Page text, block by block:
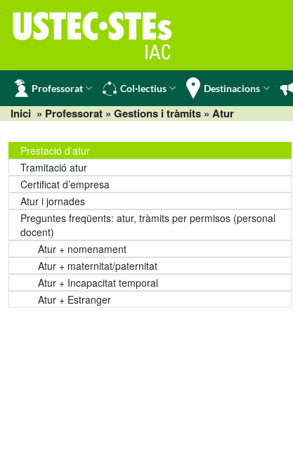
content
Professorat Col·lectius Destinacions
Inici » Professorat » Gestions i tràmits » Atur
Prestació d’atur
Tramitació atur
Certificat d’empresa
Atur i jornades
Preguntes freqüents: atur, tràmits per permisos (personal
docent)
Atur + nomenament
Atur + maternitat/paternitat
Atur + Incapacitat temporal
Atur + Estranger